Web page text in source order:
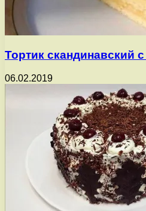
Тортик скандинавский
06.02.2019